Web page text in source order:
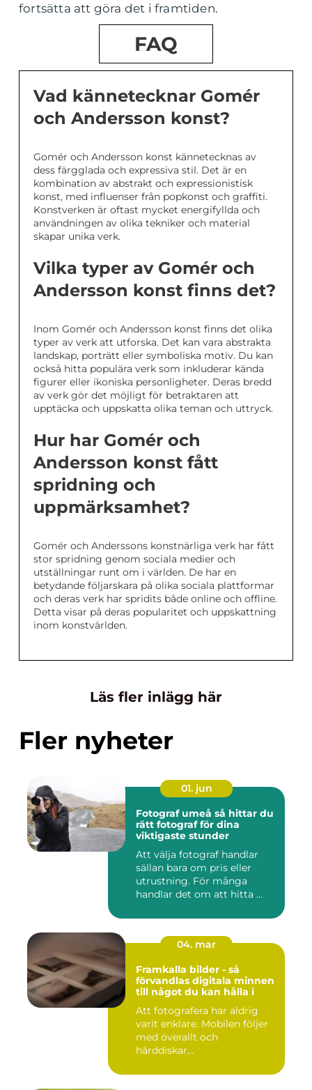
fortsätta att göra det i framtiden.
FAQ
Vad kännetecknar Gomér
och Andersson konst?
Gomér och Andersson konst kännetecknas av
dess färgglada och expressiva stil. Det är en
kombination av abstrakt och expressionistisk
konst, med influenser från popkonst och graffiti.
Konstverken är oftast mycket energifyllda och
användningen av olika tekniker och material
skapar unika verk.
Vilka typer av Gomér och
Andersson konst finns det?
Inom Gomér och Andersson konst finns det olika
typer av verk att utforska. Det kan vara abstrakta
landskap, porträtt eller symboliska motiv. Du kan
också hitta populära verk som inkluderar kända
figurer eller ikoniska personligheter. Deras bredd
av verk gör det möjligt för betraktaren att
upptäcka och uppskatta olika teman och uttryck.
Hur har Gomér och
Andersson konst fått
spridning och
uppmärksamhet?
Gomér och Anderssons konstnärliga verk har fått
stor spridning genom sociala medier och
utställningar runt om i världen. De har en
betydande följarskara på olika sociala plattformar
och deras verk har spridits både online och offline.
Detta visar på deras popularitet och uppskattning
inom konstvärlden.
Läs fler inlägg här
Fler nyheter
01. jun
Fotograf umeå så hittar du
rätt fotograf för dina
viktigaste stunder
Att välja fotograf handlar
sällan bara om pris eller
utrustning. För många
handlar det om att hitta ...
04. mar
Framkalla bilder - så
förvandlas digitala minnen
till något du kan hålla i
Att fotografera har aldrig
varit enklare. Mobilen följer
med överallt och
hårddiskar...